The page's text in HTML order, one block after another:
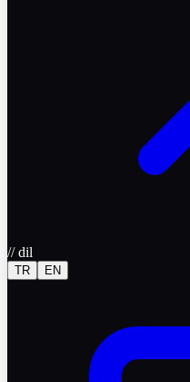
//dil
TR EN